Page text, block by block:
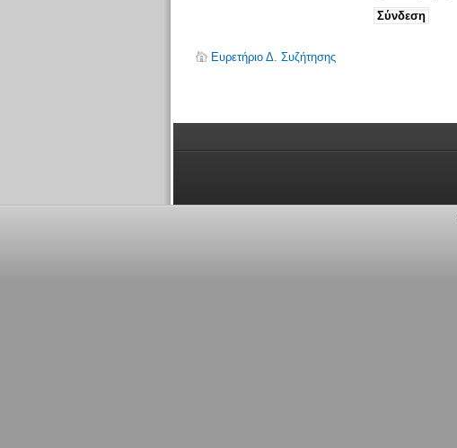
Ευρετήριο Δ. Συζήτησης